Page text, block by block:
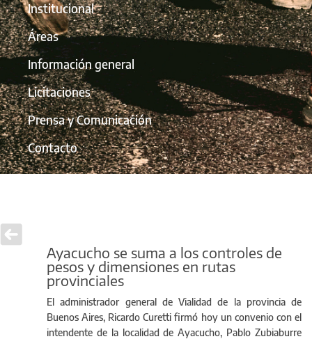
Institucional
Áreas
Información general
Licitaciones
Prensa y Comunicación
Contacto
Ayacucho se suma a los controles de
pesos y dimensiones en rutas
provinciales
El administrador general de Vialidad de la provincia de
Buenos Aires, Ricardo Curetti firmó hoy un convenio con el
intendente de la localidad de Ayacucho, Pablo Zubiaburre